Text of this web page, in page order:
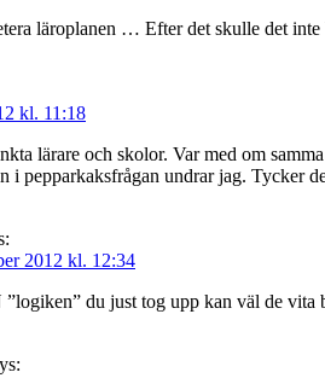
läroplanen … Efter det skulle det
kl. 11:18
lärare och skolor. Var med om
i pepparkaksfrågan undrar jag. Tycker
2012 kl. 12:34
du just tog upp kan väl de vita